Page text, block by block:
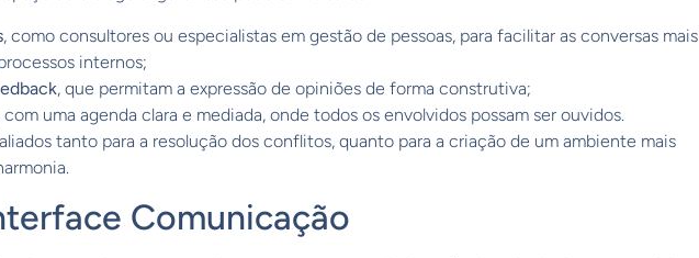
, como consultores ou especialistas em gestão de pessoas, para facilitar as conversas mais
internos;
, que permitam a expressão de opiniões de forma construtiva;
com uma agenda clara e mediada, onde todos os envolvidos possam ser ouvidos.
tanto para a resolução dos conflitos, quanto para a criação de um ambiente mais
Comunicação